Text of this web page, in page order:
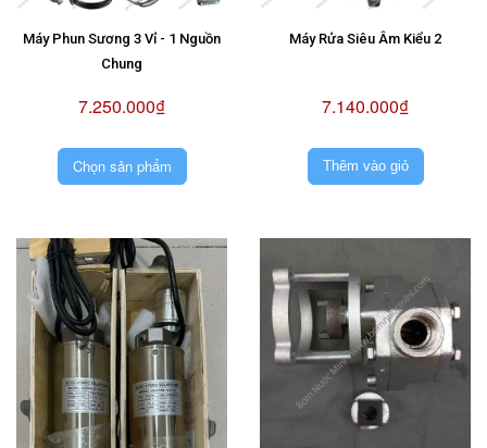
Máy Phun Sương 3 Vỉ - 1 Nguồn
Chung
7.250.000₫
Chọn sản phẩm
Máy Rửa Siêu Âm Kiểu 2
7.140.000₫
Thêm vào giỏ